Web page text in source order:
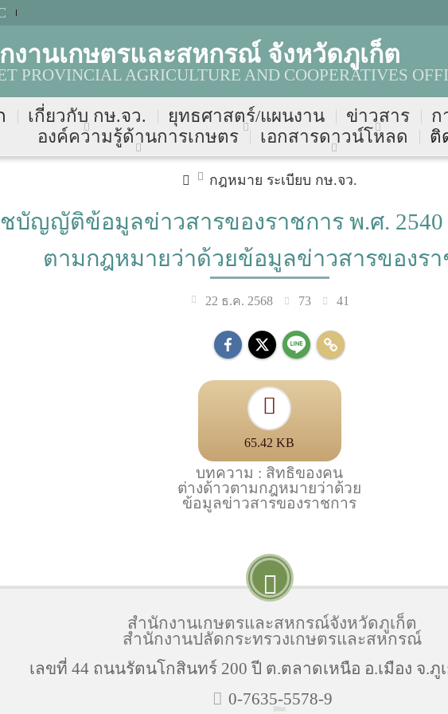
งานเกษตรและสหกรณ์ จังหวัดภูเก็ต
PROVINCIAL AGRICULTURE AND COOPERATIVES
เกี่ยวกับ กษ.จว. ยุทธศาสตร์/แผนงาน ข่าวสาร
ก
องค์ความรู้ด้านการเกษตร
เอกสารดาวน์โหลด ติ
กฎหมาย ระเบียบ กษ.จว.
ชบัญญัติข้อมูลข่าวสารของราชการ พ.ศ.
ตามกฎหมายว่าด้วยข้อมูลข่าวสารของรา
22 ธ.ค. 2568 73 41
65.42 KB
บทความ : สิทธิของคน
ต่างด้าวตามกฎหมายว่าด้วย
ข้อมูลข่าวสารของราชการ
สำนักงานเกษตรและสหกรณ์จังหวัดภูเก็ต
สำนักงานปลัดกระทรวงเกษตรและสหกรณ์
เลขที่ 44 ถนนรัตนโกสินทร์ 200 ปี ต.ตลาดเหนือ อ.เมือง จ.ภู
0-7635-5578-9